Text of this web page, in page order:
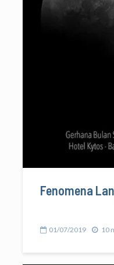
Fenomena
01/07/2019 10